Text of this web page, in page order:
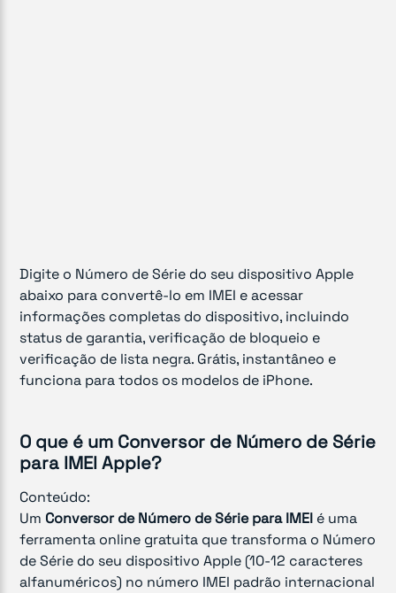
Digite o Número de Série do seu dispositivo Apple
abaixo para convertê-lo em IMEI e acessar
informações completas do dispositivo, incluindo
status de garantia, verificação de bloqueio e
verificação de lista negra. Grátis, instantâneo e
funciona para todos os modelos de iPhone.
O que é um Conversor de Número de Série
para IMEI Apple?
Conteúdo:
Um Conversor de Número de Série para IMEI é uma
ferramenta online gratuita que transforma o Número
de Série do seu dispositivo Apple (10-12 caracteres
alfanuméricos) no número IMEI padrão internacional